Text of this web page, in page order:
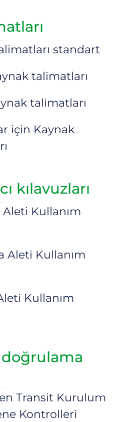
standart
talimatları
talimatları
için Kaynak
kılavuzları
Kullanım
Aleti Kullanım
Kullanım
Transit Kurulum
Kontrolleri